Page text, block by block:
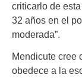
criticarlo de
32 años en el
moderada”.
Mendicute cree
obedece a la